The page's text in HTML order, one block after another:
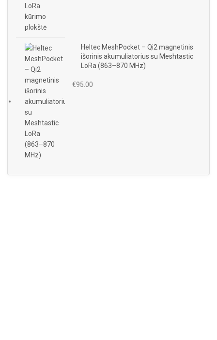
Heltec MeshPocket – Qi2 magnetinis
išorinis akumuliatorius su Meshtastic
LoRa (863–870 MHz)
€95.00